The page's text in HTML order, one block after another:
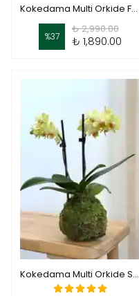
Kokedama Multi Orkide Fuşya ( Kokodama Multi Orkide )
%37
₺ 2,990.00
₺ 1,890.00
Kokedama Multi Orkide Sarı ( Kokodema Multi Orkide )